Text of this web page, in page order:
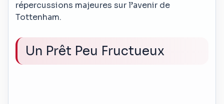
répercussions majeures sur l’avenir de
Tottenham.
Un Prêt Peu Fructueux